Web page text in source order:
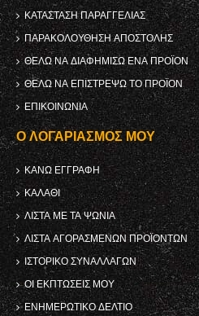
ΚΑΤΆΣΤΑΣΗ ΠΑΡΑΓΓΕΛΊΑΣ
ΠΑΡΑΚΟΛΟΎΘΗΣΗ ΑΠΟΣΤΟΛΉΣ
ΘΈΛΩ ΝΑ ΔΙΑΦΗΜΊΣΩ ΈΝΑ ΠΡΟΪΌΝ
ΘΈΛΩ ΝΑ ΕΠΙΣΤΡΈΨΩ ΤΟ ΠΡΟΪΌΝ
ΕΠΙΚΟΙΝΩΝΊΑ
Ο ΛΟΓΑΡΙΑΣΜΌΣ ΜΟΥ
ΚΑΝΩ ΕΓΓΡΑΦΗ
ΚΑΛΆΘΙ
ΛΊΣΤΑ ΜΕ ΤΑ ΨΏΝΙΑ
ΛΊΣΤΑ ΑΓΟΡΑΣΜΈΝΩΝ ΠΡΟΪΌΝΤΩΝ
ΙΣΤΟΡΙΚΌ ΣΥΝΑΛΛΑΓΏΝ
ΟΙ ΕΚΠΤΏΣΕΙΣ ΜΟΥ
ΕΝΗΜΕΡΩΤΙΚΌ ΔΕΛΤΊΟ